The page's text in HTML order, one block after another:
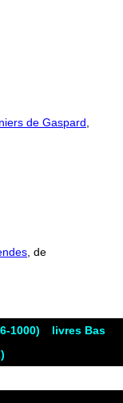
de Gaspard
, de
1000)
livres Bas